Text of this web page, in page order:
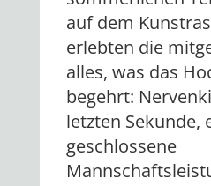
auf dem
erlebten die
alles, was das
begehrt:
letzten Sekunde,
geschlossene